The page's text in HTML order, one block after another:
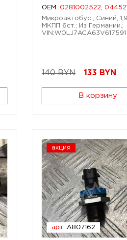
OEM: 0281002522,
Микроавтобус.; Синий;
МКПП 6ст.; Из Германии.;
VIN:W0LJ7ACA63V617591
140 BYN 133 BYN
В корзину
акция
арт. A807162